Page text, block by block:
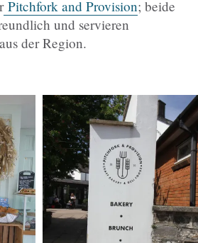
Pitchfork and Provision; beide
und servieren
der Region.